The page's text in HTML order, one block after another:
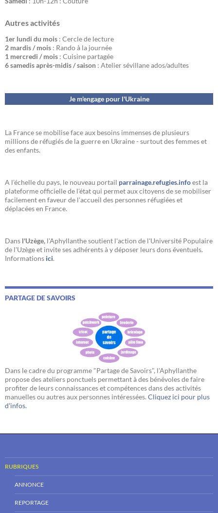
Autres activités
1er lundi du mois : Cercle de lecture
2 mardis / mois : Rando à la journée
1 mercredi / mois : Cuisine partagée
6 samedis après-midis / saison : Atelier sévillane ados/adultes
Je m'engage pour l'Ukraine
La France se mobilise face aux besoins immenses de plusieurs
millions de réfugiés de la guerre en Ukraine - surtout des femmes et
des enfants.
A l’échelle du pays, le nouveau portail parrainage.refugies.infoest la
plateforme officielle de l'état qui permet aux citoyens de se mobiliser
facilement en faveur de l'accueil des personnes réfugiées et
déplacées en France.
Dans l'Uzège, l'Aphyllanthe soutient l'action de l'Université Populaire
de l'Uzège et invite ses adhérents à y déposer leurs dons éventuels.
Informations ici.
PARTAGE DE SAVOIRS
Dans le cadre du programme "Partage de Savoirs", l'Aphyllanthe
propose des ateliers ponctuels permettant à des bénévoles de faire
profiter de leurs connaissances et compétences dans des activités
manuelles ou autres aux personnes intéressées. Cliquez ici pour plus
d'infos.
RUBRIQUES
ANNONCE
REPORTAGE